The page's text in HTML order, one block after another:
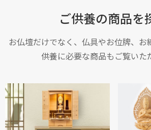
お買い物を続ける カー
ご供養の商品を
お仏壇だけでなく、仏具やお位牌、お
供養に必要な商品もご覧いた